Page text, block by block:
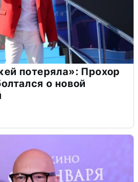
потеряла»: Прохор
о новой